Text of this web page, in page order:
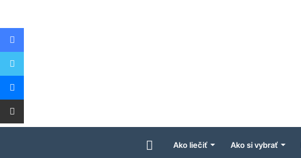
ÚvodnáAko liečiť Ako si vybrať
Facebook
Twitter
Messenger
Share via Email